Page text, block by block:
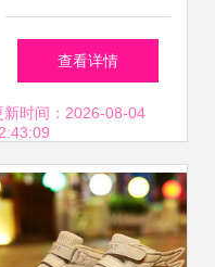
清镜头下的男鞋美
学与实力诠释
查看详情
新时间：2026-08-04